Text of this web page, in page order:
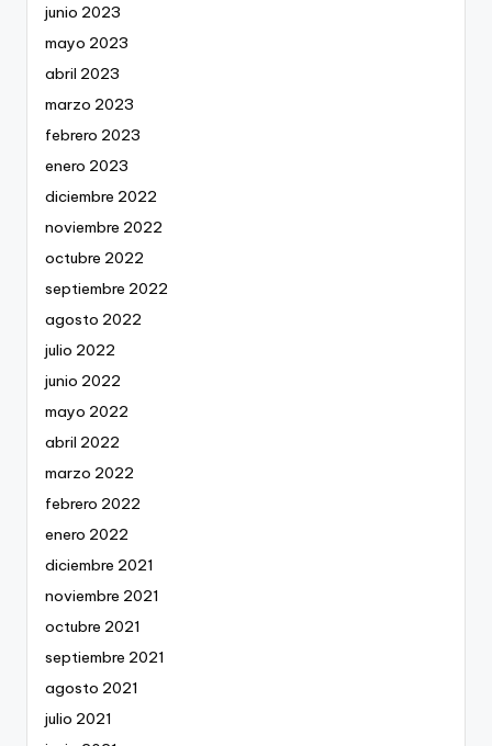
junio 2023
mayo 2023
abril 2023
marzo 2023
febrero 2023
enero 2023
diciembre 2022
noviembre 2022
octubre 2022
septiembre 2022
agosto 2022
julio 2022
junio 2022
mayo 2022
abril 2022
marzo 2022
febrero 2022
enero 2022
diciembre 2021
noviembre 2021
octubre 2021
septiembre 2021
agosto 2021
julio 2021